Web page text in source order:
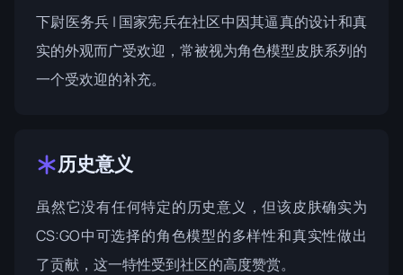
下尉医务兵 | 国家宪兵在社区中因其逼真的设计和真
实的外观而广受欢迎，常被视为角色模型皮肤系列的
一个受欢迎的补充。
历史意义
虽然它没有任何特定的历史意义，但该皮肤确实为
CS:GO中可选择的角色模型的多样性和真实性做出
了贡献，这一特性受到社区的高度赞赏。